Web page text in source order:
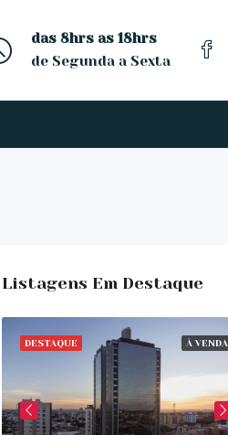
das 8hrs as 18hrs
de Segunda a Sexta
Listagens Em Destaque
À VENDA
DESTAQUE